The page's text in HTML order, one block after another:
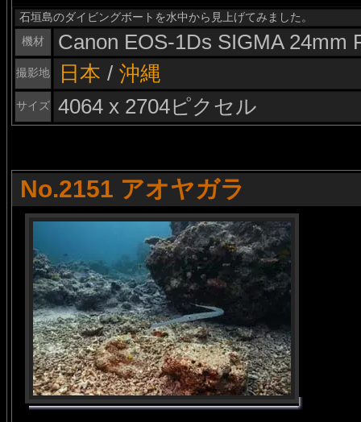
石垣島のダイビングボートを水中から見上げてみました。
機材
Canon EOS-1Ds SIGMA 24mm
撮影地 日本 / 沖縄
サイズ 4064 x 2704ピクセル
No.2151 アオヤガラ